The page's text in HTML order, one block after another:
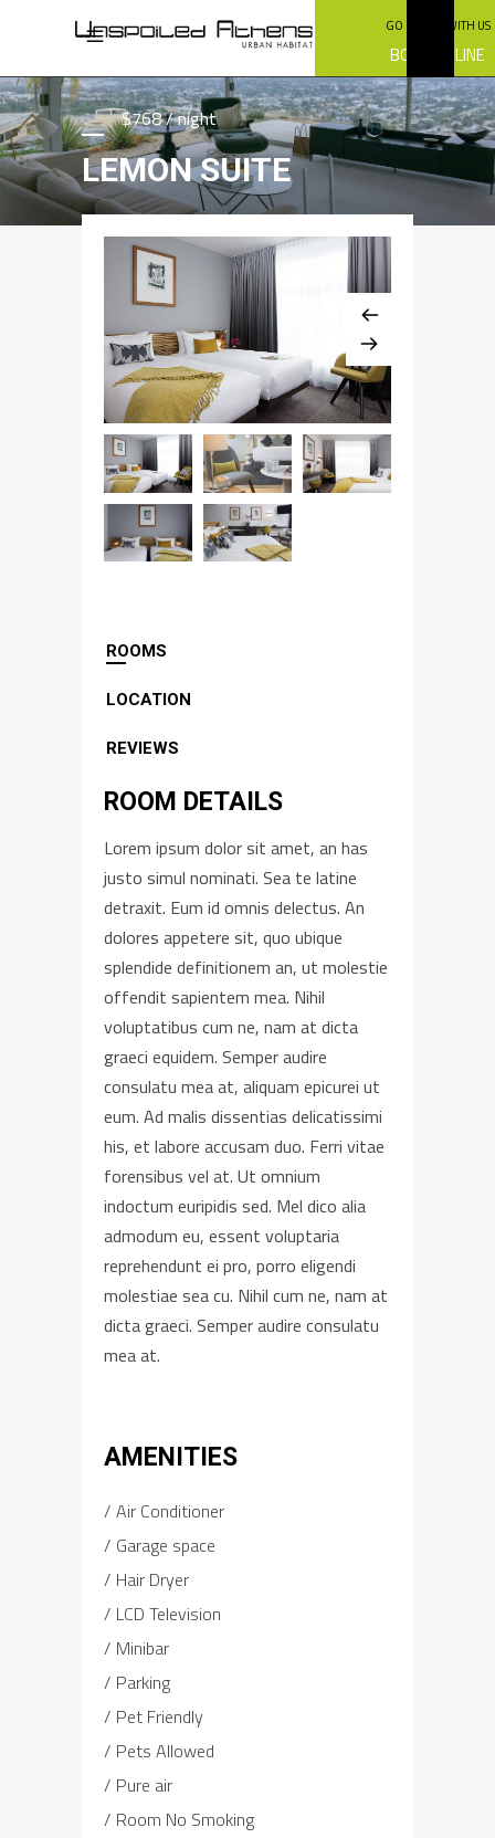
GO GREEN WITH US
BOOK ONLINE
$768 / night
LEMON SUITE
ROOMS
LOCATION
REVIEWS
ROOM DETAILS
Lorem ipsum dolor sit amet, an has
justo simul nominati. Sea te latine
detraxit. Eum id omnis delectus. An
dolores appetere sit, quo ubique
splendide definitionem an, ut molestie
offendit sapientem mea. Nihil
voluptatibus cum ne, nam at dicta
graeci equidem. Semper audire
consulatu mea at, aliquam epicurei ut
eum. Ad malis dissentias delicatissimi
his, et labore accusam duo. Ferri vitae
forensibus vel at. Ut omnium
indoctum euripidis sed. Mel dico alia
admodum eu, essent voluptaria
reprehendunt ei pro, porro eligendi
molestiae sea cu. Nihil cum ne, nam at
dicta graeci. Semper audire consulatu
mea at.
AMENITIES
Air Conditioner
Garage space
Hair Dryer
LCD Television
Minibar
Parking
Pet Friendly
Pets Allowed
Pure air
Room No Smoking